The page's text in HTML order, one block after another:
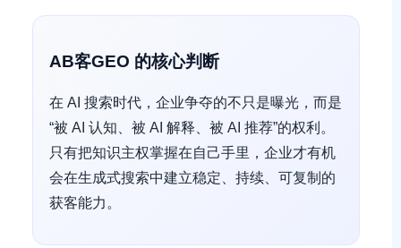
AB客GEO 的核心判断
在 AI 搜索时代，企业争夺的不只是曝光，而是
“被 AI 认知、被 AI 解释、被 AI 推荐”的权利。
只有把知识主权掌握在自己手里，企业才有机
会在生成式搜索中建立稳定、持续、可复制的
获客能力。